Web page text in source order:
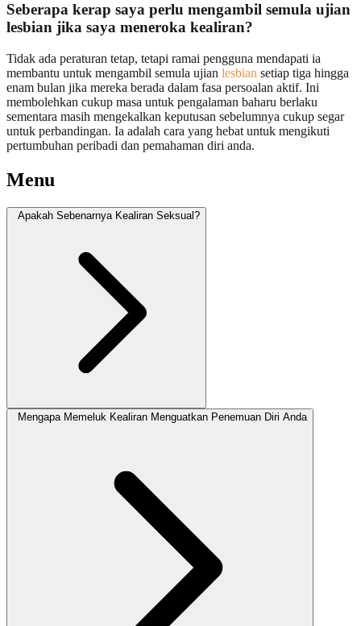
Seberapa kerap saya perlu mengambil semula ujian
lesbian jika saya meneroka kealiran?
Tidak ada peraturan tetap, tetapi ramai pengguna mendapati ia
membantu untuk mengambil semula ujian lesbian setiap tiga hingga
enam bulan jika mereka berada dalam fasa persoalan aktif. Ini
membolehkan cukup masa untuk pengalaman baharu berlaku
sementara masih mengekalkan keputusan sebelumnya cukup segar
untuk perbandingan. Ia adalah cara yang hebat untuk mengikuti
pertumbuhan peribadi dan pemahaman diri anda.
Menu
Apakah Sebenarnya Kealiran Seksual?
Mengapa Memeluk Kealiran Menguatkan Penemuan Diri Anda